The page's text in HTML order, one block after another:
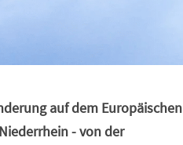
auf dem Europäischen
- von der